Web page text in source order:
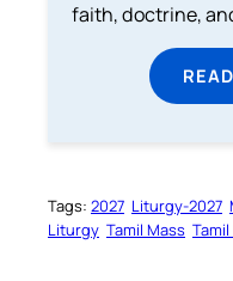
faith, doctrine,
Tags: 2027 Liturgy-2027
Liturgy Tamil Mass